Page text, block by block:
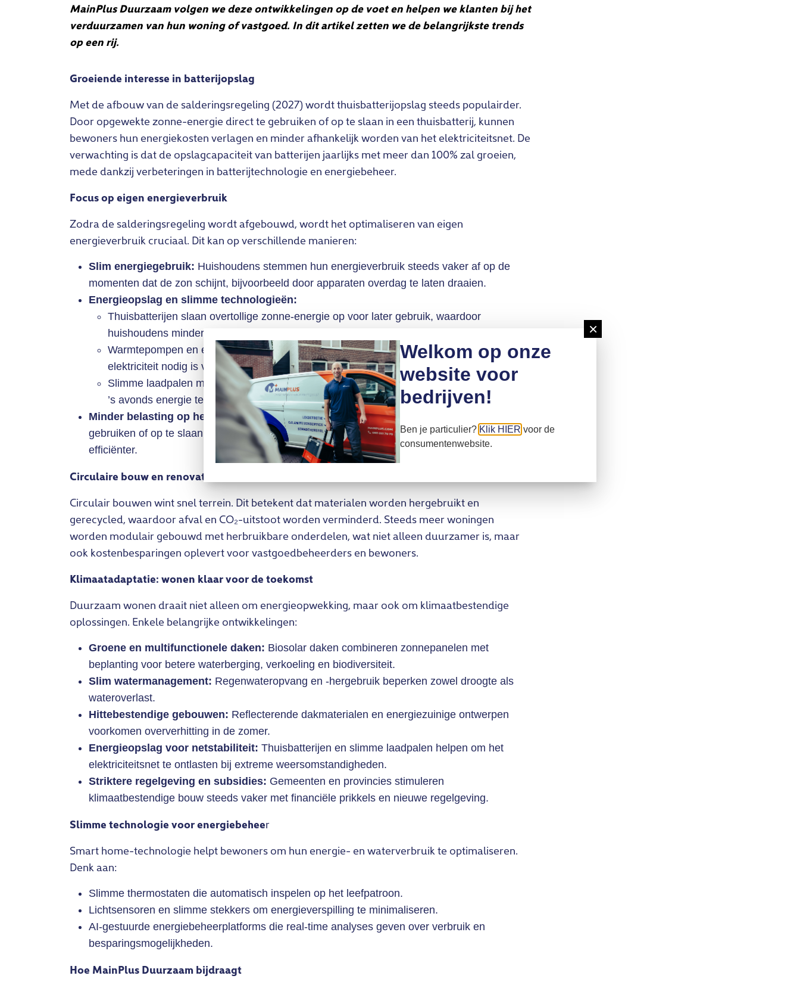
MainPlus Duurzaam volgen we deze ontwikkelingen op de voet en helpen we klanten bij het
verduurzamen van hun woning of vastgoed. In dit artikel zetten we de belangrijkste trends
op een rij.
Groeiende interesse in batterijopslag
Met de afbouw van de salderingsregeling (2027) wordt thuisbatterijopslag steeds populairder.
Door opgewekte zonne-energie direct te gebruiken of op te slaan in een thuisbatterij, kunnen
bewoners hun energiekosten verlagen en minder afhankelijk worden van het elektriciteitsnet. De
verwachting is dat de opslagcapaciteit van batterijen jaarlijks met meer dan 100% zal groeien,
mede dankzij verbeteringen in batterijtechnologie en energiebeheer.
Focus op eigen energieverbruik
Zodra de salderingsregeling wordt afgebouwd, wordt het optimaliseren van eigen
energieverbruik cruciaal. Dit kan op verschillende manieren:
Slim energiegebruik: Huishoudens stemmen hun energieverbruik steeds vaker af op de
momenten dat de zon schijnt, bijvoorbeeld door apparaten overdag te laten draaien.
Energieopslag en slimme technologieën:
Thuisbatterijen slaan overtollige zonne-energie op voor later gebruik, waardoor
huishoudens minder afhankelijk worden van het elektriciteitsnet.
Warmtepompen en elektrische boilers slaan overdag warmte op, zodat er ’s avonds geen
elektriciteit nodig is voor verwarming.
Slimme laadpalen maken het mogelijk om overdag elektrische auto’s op te laden en deze
’s avonds energie terug te laten leveren aan de woning (Vehicle-to-Grid-technologie).
Minder belasting op het elektriciteitsnet:
Door lokaal opgewekte energie direct te
gebruiken of op te slaan, wordt netcongestie verminderd en verloopt de energietransitie
efficiënter.
Circulaire bouw en renovatie
Circulair bouwen wint snel terrein. Dit betekent dat materialen worden hergebruikt en
gerecycled, waardoor afval en CO₂-uitstoot worden verminderd. Steeds meer woningen
worden modulair gebouwd met herbruikbare onderdelen, wat niet alleen duurzamer is, maar
ook kostenbesparingen oplevert voor vastgoedbeheerders en bewoners.
Klimaatadaptatie: wonen klaar voor de toekomst
Duurzaam wonen draait niet alleen om energieopwekking, maar ook om klimaatbestendige
oplossingen. Enkele belangrijke ontwikkelingen:
Groene en multifunctionele daken: Biosolar daken combineren zonnepanelen met
beplanting voor betere waterberging, verkoeling en biodiversiteit.
Slim watermanagement: Regenwateropvang en -hergebruik beperken zowel droogte als
wateroverlast.
Hittebestendige gebouwen: Reflecterende dakmaterialen en energiezuinige ontwerpen
voorkomen oververhitting in de zomer.
Energieopslag voor netstabiliteit: Thuisbatterijen en slimme laadpalen helpen om het
elektriciteitsnet te ontlasten bij extreme weersomstandigheden.
Striktere regelgeving en subsidies: Gemeenten en provincies stimuleren
klimaatbestendige bouw steeds vaker met financiële prikkels en nieuwe regelgeving.
Slimme technologie voor energiebeheer
Smart home-technologie helpt bewoners om hun energie- en waterverbruik te optimaliseren.
Denk aan:
Slimme thermostaten die automatisch inspelen op het leefpatroon.
Lichtsensoren en slimme stekkers om energieverspilling te minimaliseren.
AI-gestuurde energiebeheerplatforms die real-time analyses geven over verbruik en
besparingsmogelijkheden.
Hoe MainPlus Duurzaam bijdraagt
×
Welkom op onze
website voor
bedrijven!
Ben je particulier? Klik HIER voor de
consumentenwebsite.